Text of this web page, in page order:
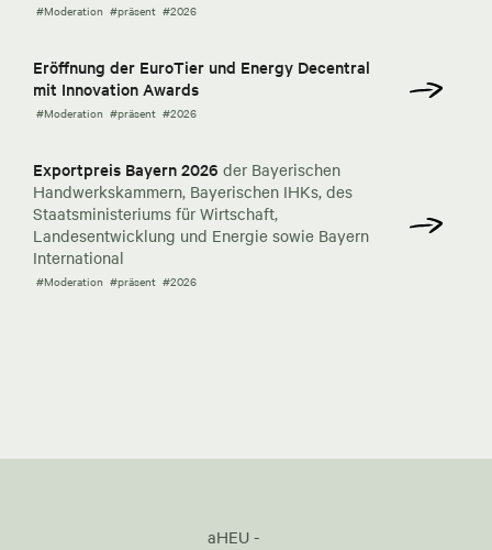
#Moderation #präsent #2026
Eröffnung der EuroTier und Energy Decentral
mit Innovation Awards
#Moderation #präsent #2026
Exportpreis Bayern 2026 der Bayerischen
Handwerkskammern, Bayerischen IHKs, des
Staatsministeriums für Wirtschaft,
Landesentwicklung und Energie sowie Bayern
International
#Moderation #präsent #2026
aHEU -